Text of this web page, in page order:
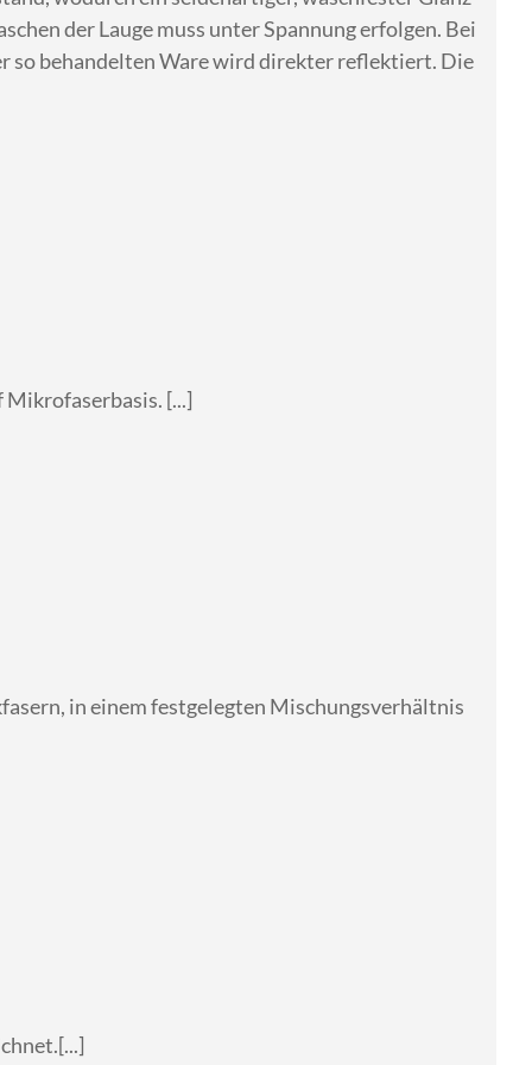
der Lauge muss unter Spannung erfolgen. Bei
so behandelten Ware wird direkter reflektiert. Die
[...]
in einem festgelegten Mischungsverhältnis